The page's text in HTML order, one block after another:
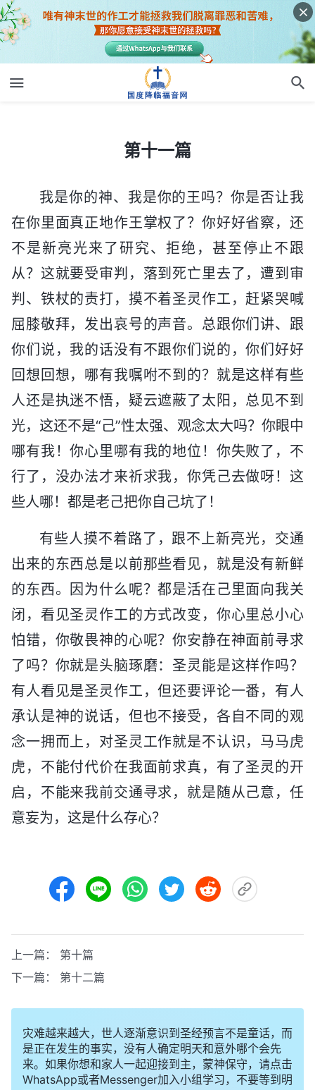
第十一篇
我是你的神、我是你的王吗？你是否让我
在你里面真正地作王掌权了？你好好省察，还
不是新亮光来了研究、拒绝，甚至停止不跟
从？这就要受审判，落到死亡里去了，遭到审
判、铁杖的责打，摸不着圣灵作工，赶紧哭喊
屈膝敬拜，发出哀号的声音。总跟你们讲、跟
你们说，我的话没有不跟你们说的，你们好好
回想回想，哪有我嘱咐不到的？就是这样有些
人还是执迷不悟，疑云遮蔽了太阳，总见不到
光，这还不是“己”性太强、观念太大吗？你眼中
哪有我！你心里哪有我的地位！你失败了，不
行了，没办法才来祈求我，你凭己去做呀！这
些人哪！都是老己把你自己坑了！
有些人摸不着路了，跟不上新亮光，交通
出来的东西总是以前那些看见，就是没有新鲜
的东西。因为什么呢？都是活在己里面向我关
闭，看见圣灵作工的方式改变，你心里总小心
怕错，你敬畏神的心呢？你安静在神面前寻求
了吗？你就是头脑琢磨：圣灵能是这样作吗？
有人看见是圣灵作工，但还要评论一番，有人
承认是神的说话，但也不接受，各自不同的观
念一拥而上，对圣灵工作就是不认识，马马虎
虎，不能付代价在我面前求真，有了圣灵的开
启，不能来我前交通寻求，就是随从己意，任
意妄为，这是什么存心？
上一篇： 第十篇
下一篇： 第十二篇
灾难越来越大，世人逐渐意识到圣经预言不是童话，而
是正在发生的事实，没有人确定明天和意外哪个会先
来。如果你想和家人一起迎接到主，蒙神保守，请点击
WhatsApp或者Messenger加入小组学习，不要等到明